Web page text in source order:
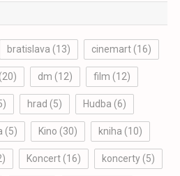
bratislava (13) cinemart(16)
(20) dm (12) film (12)
hrad (5) Hudba (6)
(5) Kino (30) kniha (10)
Koncert(16) koncerty(5)